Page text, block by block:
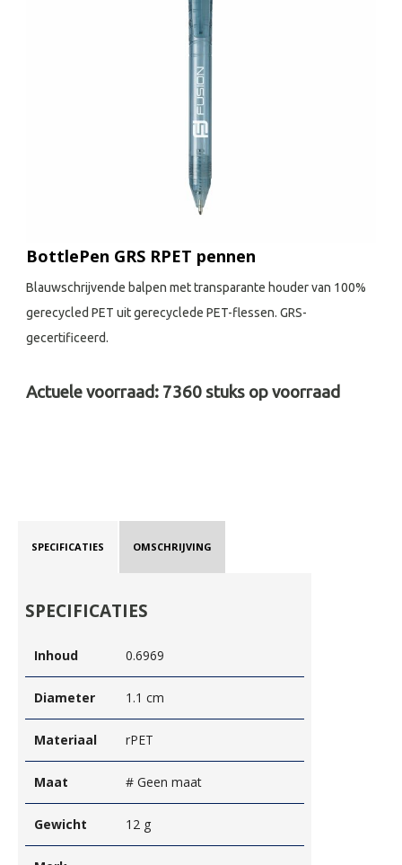
BottlePen GRS RPET pennen
Blauwschrijvende balpen met transparante houder van 100%
gerecycled PET uit gerecyclede PET-flessen. GRS-
gecertificeerd.
Actuele voorraad: 7360 stuks op voorraad
SPECIFICATIES OMSCHRIJVING
SPECIFICATIES
Inhoud 0.6969
Diameter 1.1 cm
Materiaal rPET
Maat # Geen maat
Gewicht 12 g